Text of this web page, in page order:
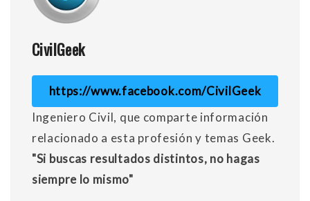
CivilGeek
https://www.facebook.com/CivilGeek
Ingeniero Civil, que comparte información
relacionado a esta profesión y temas Geek.
"Si buscas resultados distintos, no hagas
siempre lo mismo"